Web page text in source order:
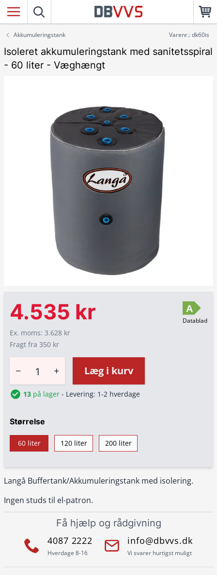
Akkumuleringstank Varenr.: dk60is
Isoleret akkumuleringstank med sanitetsspiral
- 60 liter - Væghængt
Langå Buffertank/Akkumuleringstank med isolering.
Ingen studs til el-patron.
4.535 kr A
Datablad
Ex. moms: 3.628 kr
Fragt fra 350 kr
− + Læg i kurv
13 på lager - Levering: 1-2 hverdage
Størrelse
60 liter 120 liter 200 liter
Få hjælp og rådgivning
4087 2222
Hverdage 8-16
info@dbvvs.dk
Vi svarer hurtigst muligt